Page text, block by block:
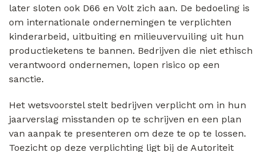
later sloten ook D66 en Volt zich aan. De bedoeling is
om internationale ondernemingen te verplichten
kinderarbeid, uitbuiting en milieuvervuiling uit hun
productieketens te bannen. Bedrijven die niet ethisch
verantwoord ondernemen, lopen risico op een
sanctie.
Het wetsvoorstel stelt bedrijven verplicht om in hun
jaarverslag misstanden op te schrijven en een plan
van aanpak te presenteren om deze te op te lossen.
Toezicht op deze verplichting ligt bij de Autoriteit